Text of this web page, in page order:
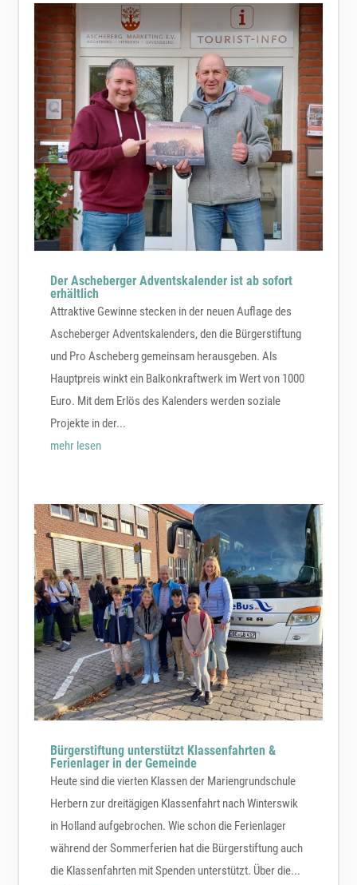
Der Ascheberger Adventskalender ist ab sofort
erhältlich
Attraktive Gewinne stecken in der neuen Auflage des
Ascheberger Adventskalenders, den die Bürgerstiftung
und Pro Ascheberg gemeinsam herausgeben. Als
Hauptpreis winkt ein Balkonkraftwerk im Wert von 1000
Euro. Mit dem Erlös des Kalenders werden soziale
Projekte in der...
mehr lesen
Bürgerstiftung unterstützt Klassenfahrten &
Ferienlager in der Gemeinde
Heute sind die vierten Klassen der Mariengrundschule
Herbern zur dreitägigen Klassenfahrt nach Winterswik
in Holland aufgebrochen. Wie schon die Ferienlager
während der Sommerferien hat die Bürgerstiftung auch
die Klassenfahrten mit Spenden unterstützt. Über die...